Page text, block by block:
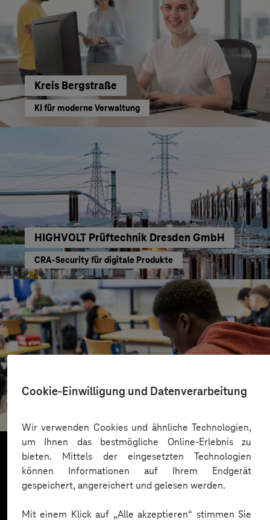
Cookie-Einwilligung und Datenverarbeitung
Wir verwenden Cookies und ähnliche Technologien,
um Ihnen das bestmögliche Online-Erlebnis zu
bieten. Mittels der eingesetzten Technologien
können Informationen auf Ihrem Endgerät
gespeichert, angereichert und gelesen werden.
Mit einem Klick auf „Alle akzeptieren“ stimmen Sie
Kreis Bergstraße
KI für moderne Verwaltung
HIGHVOLT Prüftechnik Dresden GmbH
CRA-Security für digitale Produkte
St.-Benedikt-Schule Düsseldorf
Mehr laden